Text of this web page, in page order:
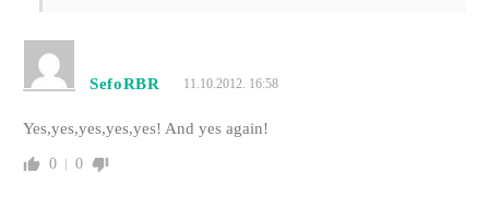
SefoRBR 11.10.2012. 16:58
Yes,yes,yes,yes,yes! And yes again!
0 0